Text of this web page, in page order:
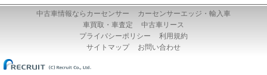
中古車情報ならカーセンサー
カーセンサーエッジ・輸入車
車買取・車査定
中古車リース
プライバシーポリシー
利用規約
サイトマップ
お問い合わせ